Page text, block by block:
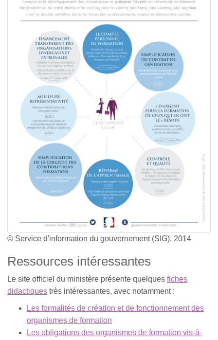
© Service d'information du gouvernement (SIG), 2014
Ressources intéressantes
Le site officiel du ministère présente quelques fiches
didactiques très intéressantes, avec notamment :
Les formalités de création et de fonctionnement des
organismes de formation
Les obligations des organismes de formation vis-à-